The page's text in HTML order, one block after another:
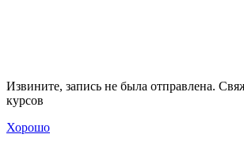
Извините, запись не была отправлена.
курсов
Хорошо